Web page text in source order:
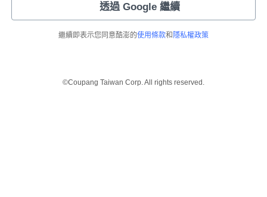
透過 Google 繼續
繼續即表示您同意酷澎的使用條款和 隱私權政策
©Coupang Taiwan Corp. All rights reserved.